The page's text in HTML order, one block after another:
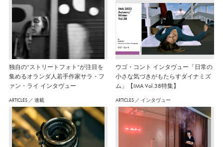
独自の“ストリートフォト”が注目を
集めるオランダ人若手作家サラ・フ
ァン・ライ インタヴュー
ウゴ・コント インタヴュー「日常の
小さな気づきがもたらすダイナミズ
ム」【IMA Vol.38特集】
ARTICLES ／ 連載 ARTICLES ／ インタヴュー